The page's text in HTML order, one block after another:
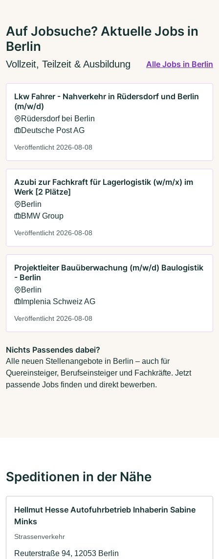
Auf Jobsuche? Aktuelle Jobs in
Berlin
Vollzeit, Teilzeit & Ausbildung Alle Jobs in Berlin
Lkw Fahrer - Nahverkehr in Rüdersdorf und Berlin
(m/w/d)
Rüdersdorf bei Berlin
Deutsche Post AG
Veröffentlicht 2026-08-08
Azubi zur Fachkraft für Lagerlogistik (w/m/x) im
Werk [2 Plätze]
Berlin
BMW Group
Veröffentlicht 2026-08-08
Projektleiter Bauüberwachung (m/w/d) Baulogistik
- Berlin
Berlin
Implenia Schweiz AG
Veröffentlicht 2026-08-08
Nichts Passendes dabei?
Alle neuen Stellenangebote in Berlin – auch für
Quereinsteiger, Berufseinsteiger und Fachkräfte. Jetzt
passende Jobs finden und direkt bewerben.
Speditionen in der Nähe
Hellmut Hesse Autofuhrbetrieb Inhaberin Sabine
Minks
Strassenverkehr
Reuterstraße 94, 12053 Berlin